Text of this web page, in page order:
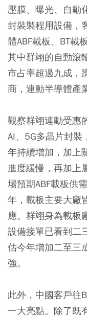
壓膜、曝光、自動
封裝製程用設備，
體ABF載板、BT載
其中群翊的自動滾
市占率超過九成，
商，連動半導體產
觀察群翊連動受惠
AI、5G多晶片封裝
年持續增加，加上
進度緩慢，再加上
場預期ABF載板供
年，載板主要大廠
應。群翊身為載板
設備接單已看到二
估今年增加二至三
強。
此外，中國客戶往
一大亮點。除了既